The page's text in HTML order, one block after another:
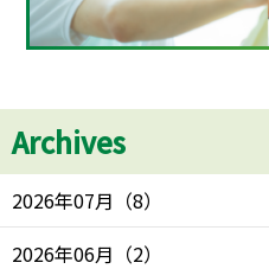
Archives
2026年07月 （8）
2026年06月 （2）